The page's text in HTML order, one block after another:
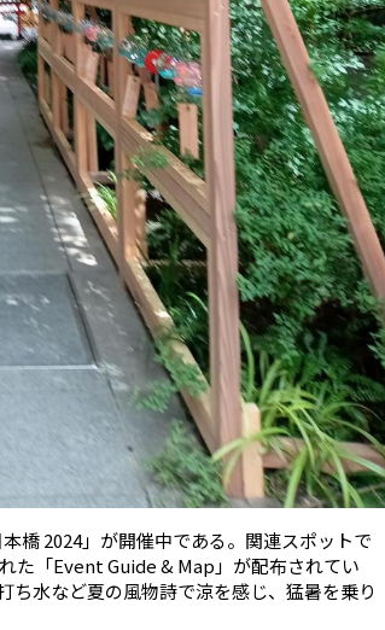
橋 2024」が開催中である。関連スポットで
た「Event Guide & Map」が配布されてい
ち水など夏の風物詩で涼を感じ、猛暑を乗り